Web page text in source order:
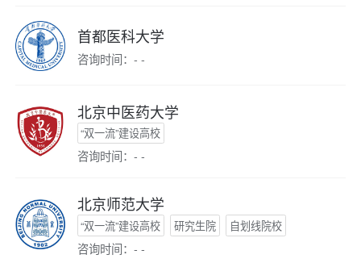
首都医科大学
咨询时间：- -
北京中医药大学
“双一流”建设高校
咨询时间：- -
北京师范大学
“双一流”建设高校 研究生院 自划线院校
咨询时间：- -